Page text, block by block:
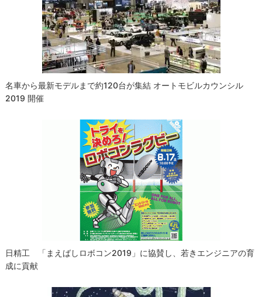
名車から最新モデルまで約120台が集結 オートモビルカウンシル
2019 開催
日精工 「まえばしロボコン2019」に協賛し、若きエンジニアの育
成に貢献